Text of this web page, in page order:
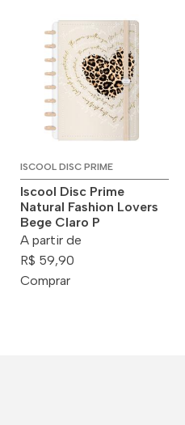
ISCOOL DISC PRIME
Iscool Disc Prime
Natural Fashion Lovers
Bege Claro P
A partir de
R$ 59,90
Comprar